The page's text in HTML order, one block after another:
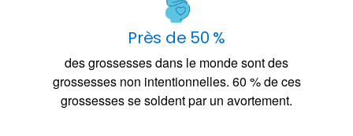
Près de 50 %
des grossesses dans le monde sont des
grossesses non intentionnelles. 60 % de ces
grossesses se soldent par un avortement.